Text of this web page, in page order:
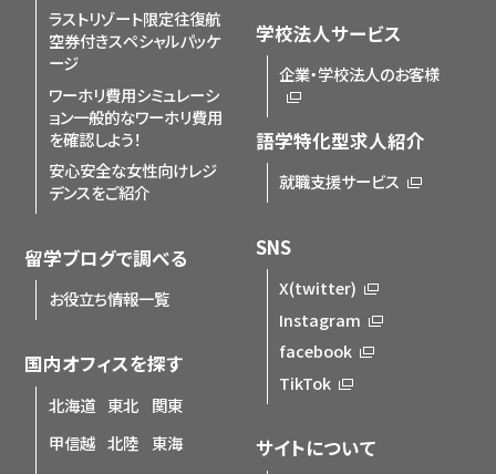
ラストリゾート限定往復航
空券付きスペシャルパッケ
ージ
ワーホリ費用シミュレーシ
ョン一般的なワーホリ費用
を確認しよう！
安心安全な女性向けレジ
デンスをご紹介
留学ブログで調べる
お役立ち情報一覧
国内オフィスを探す
北海道 東北
関東
甲信越 北陸
東海
学校法人サービス
企業・学校法人のお客様
語学特化型求人紹介
就職支援サービス
SNS
X(twitter)
Instagram
facebook
TikTok
サイトについて